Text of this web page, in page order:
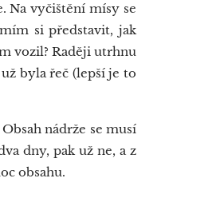
Na vyčištění mísy se
si představit, jak
vozil? Raději utrhnu
byla řeč (lepší je to
nádrže se musí
dny, pak už ne, a z
obsahu.